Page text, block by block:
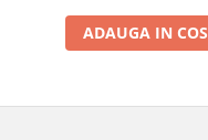
ADAUGA IN COS